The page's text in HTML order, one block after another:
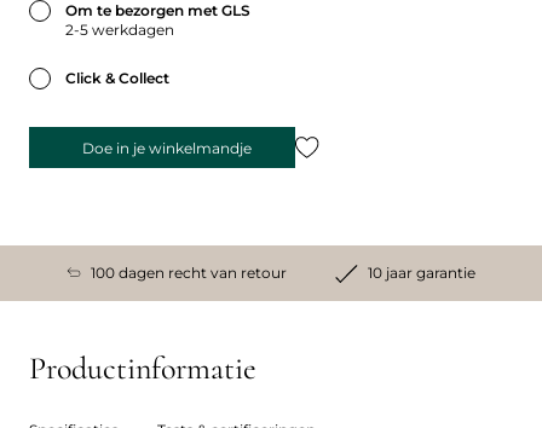
Om te bezorgen met GLS
2-5 werkdagen
Click & Collect
Doe in je winkelmandje
100 dagen recht van retour 10 jaar garantie
Productinformatie